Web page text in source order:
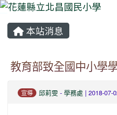
本站消息
教育部致全國中小學
宣導 邱莉雯 - 學務處 | 2018-07-